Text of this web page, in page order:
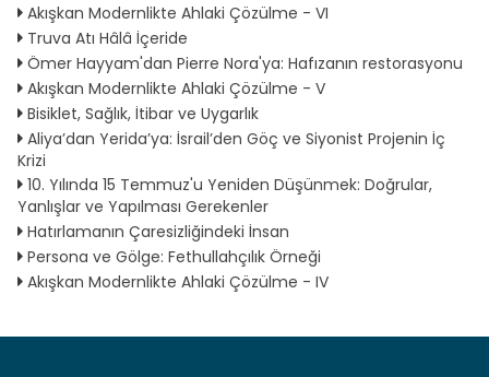
Akışkan Modernlikte Ahlaki Çözülme - VI
Truva Atı Hâlâ İçeride
Ömer Hayyam'dan Pierre Nora'ya: Hafızanın restorasyonu
Akışkan Modernlikte Ahlaki Çözülme - V
Bisiklet, Sağlık, İtibar ve Uygarlık
Aliya’dan Yerida’ya: İsrail’den Göç ve Siyonist Projenin İç
Krizi
10. Yılında 15 Temmuz'u Yeniden Düşünmek: Doğrular,
Yanlışlar ve Yapılması Gerekenler
Hatırlamanın Çaresizliğindeki İnsan
Persona ve Gölge: Fethullahçılık Örneği
Akışkan Modernlikte Ahlaki Çözülme - IV